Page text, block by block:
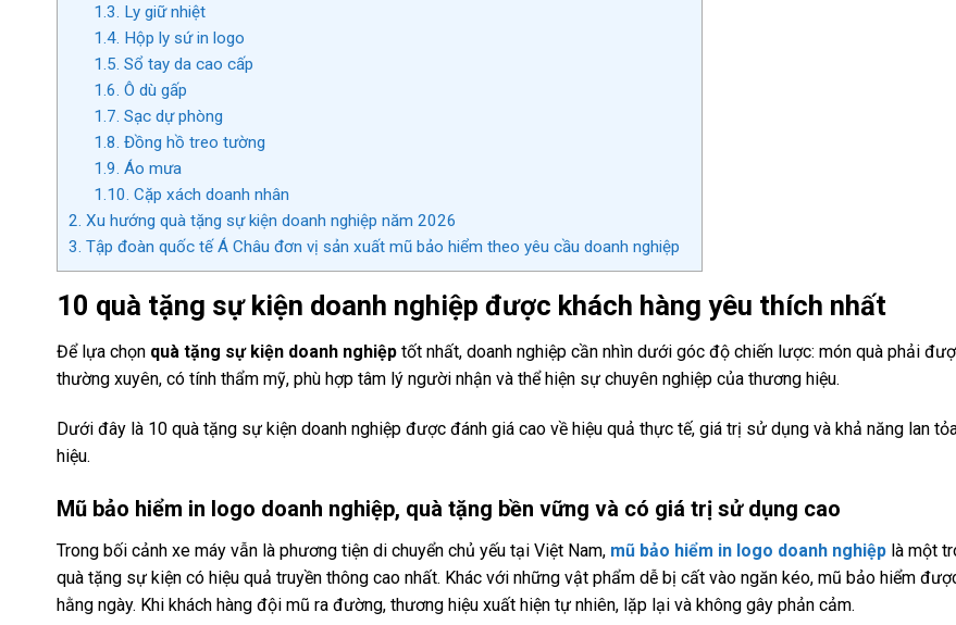
1.3. Ly giữ nhiệt
1.4. Hộp ly sứ in logo
1.5. Sổ tay da cao cấp
1.6. Ô dù gấp
1.7. Sạc dự phòng
1.8. Đồng hồ treo tường
1.9. Áo mưa
1.10. Cặp xách doanh nhân
2. Xu hướng quà tặng sự kiện doanh nghiệp năm 2026
3. Tập đoàn quốc tế Á Châu đơn vị sản xuất mũ bảo hiểm theo yêu cầu doanh nghiệp
10 quà tặng sự kiện doanh nghiệp được khách hàng yêu thích nhất
Để lựa chọn quà tặng sự kiện doanh nghiệp tốt nhất, doanh nghiệp cần nhìn dưới góc độ chiến lược: món quà phải
thường xuyên, có tính thẩm mỹ, phù hợp tâm lý người nhận và thể hiện sự chuyên nghiệp của thương hiệu.
Dưới đây là 10 quà tặng sự kiện doanh nghiệp được đánh giá cao về hiệu quả thực tế, giá trị sử dụng và khả năng lan
hiệu.
Mũ bảo hiểm in logo doanh nghiệp, quà tặng bền vững và có giá trị sử dụng cao
Trong bối cảnh xe máy vẫn là phương tiện di chuyển chủ yếu tại Việt Nam, mũ bảo hiểm in logo doanh nghiệp là một
quà tặng sự kiện có hiệu quả truyền thông cao nhất. Khác với những vật phẩm dễ bị cất vào ngăn kéo, mũ bảo hiểm
hằng ngày. Khi khách hàng đội mũ ra đường, thương hiệu xuất hiện tự nhiên, lặp lại và không gây phản cảm.